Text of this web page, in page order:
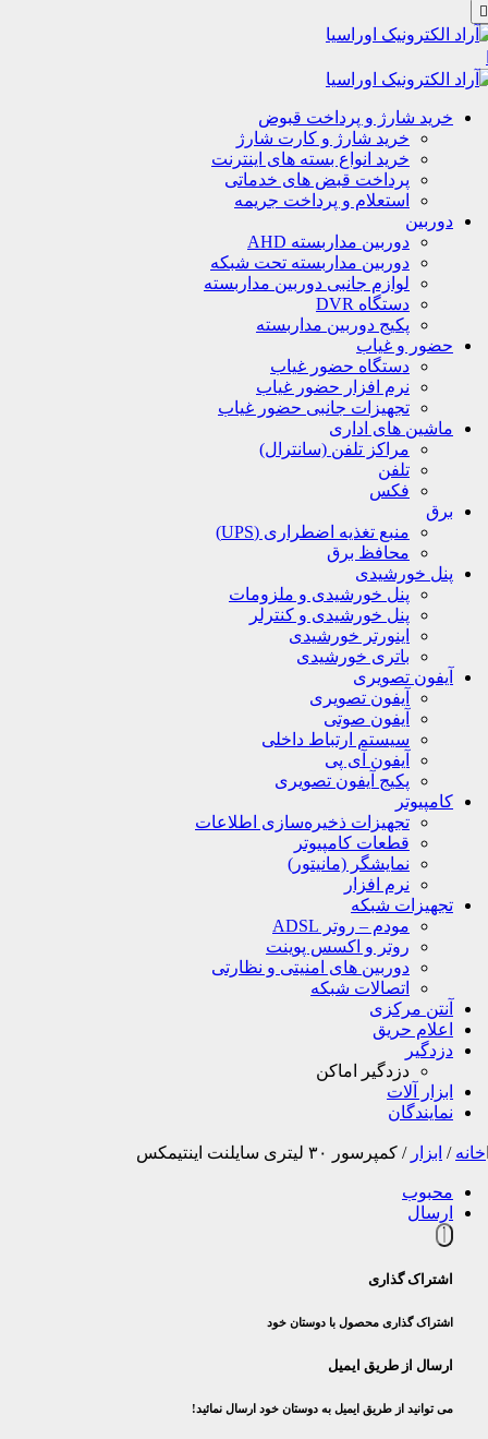
خرید شارژ و پرداخت قبوض
خرید شارژ و کارت شارژ
خرید انواع بسته های اینترنت
پرداخت قبض های خدماتی
استعلام و پرداخت جریمه
دوربین
دوربین مداربسته AHD
دوربین مداربسته تحت شبکه
لوازم جانبی دوربین مداربسته
دستگاه DVR
پکیج دوربین مداربسته
حضور و غیاب
دستگاه حضور غیاب
نرم افزار حضور غیاب
تجهیزات جانبی حضور غیاب
ماشین های اداری
مراکز تلفن (سانترال)
تلفن
فکس
برق
منبع تغذیه اضطراری (UPS)
محافظ برق
پنل خورشیدی
پنل خورشیدی و ملزومات
پنل خورشیدی و کنترلر
اینورتر خورشیدی
باتری خورشیدی
آیفون تصویری
آیفون تصویری
آیفون صوتی
سیستم ارتباط داخلی
آیفون آی پی
پکیج آیفون تصویری
کامپیوتر
تجهیزات ذخیره‌سازی اطلاعات
قطعات کامپیوتر
نمایشگر (مانیتور)
نرم افزار
تجهیزات شبکه
مودم – روتر ADSL
روتر و اکسس پوینت
دوربین های امنیتی و نظارتی
اتصالات شبکه
آنتن مرکزی
اعلام حریق
دزدگیر
دزدگیر اماکن
ابزار آلات
نمایندگان
خانه / ابزار / کمپرسور ۳۰ لیتری سایلنت اینتیمکس
محبوب
ارسال
اشتراک گذاری
اشتراک گذاری محصول با دوستان خود
ارسال از طریق ایمیل
می توانید از طریق ایمیل به دوستان خود ارسال نمائید!